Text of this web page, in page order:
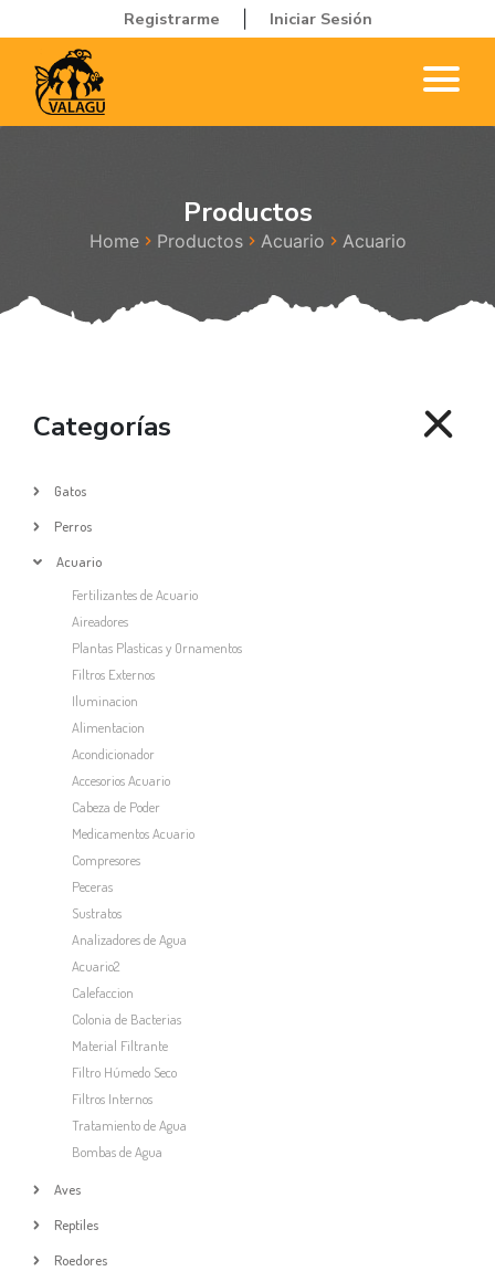
Registrarme Iniciar Sesión
Productos
Home Productos Acuario Acuario
Categorías
Gatos
Perros
Acuario
Fertilizantes de Acuario
Aireadores
Plantas Plasticas y Ornamentos
Filtros Externos
Iluminacion
Alimentacion
Acondicionador
Accesorios Acuario
Cabeza de Poder
Medicamentos Acuario
Compresores
Peceras
Sustratos
Analizadores de Agua
Acuario2
Calefaccion
Colonia de Bacterias
Material Filtrante
Filtro Húmedo Seco
Filtros Internos
Tratamiento de Agua
Bombas de Agua
Aves
Reptiles
Roedores